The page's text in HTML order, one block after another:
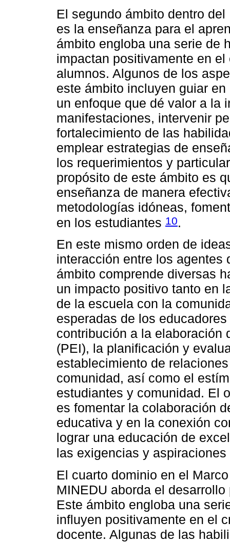
El segundo ámbito dentro
es la enseñanza para el
ámbito engloba una serie de
impactan positivamente en
alumnos. Algunos de los
este ámbito incluyen guiar
un enfoque que dé valor a la
manifestaciones, intervenir
fortalecimiento de las
emplear estrategias de
los requerimientos y
propósito de este ámbito es
enseñanza de manera
metodologías idóneas,
en los estudiantes 10.
En este mismo orden de
interacción entre los agentes
ámbito comprende diversas
un impacto positivo tanto en
de la escuela con la
esperadas de los
contribución a la elaboración
(PEI), la planificación y
establecimiento de
comunidad, así como el
estudiantes y comunidad. El
es fomentar la colaboración
educativa y en la conexión
lograr una educación de
las exigencias y
El cuarto dominio en el
MINEDU aborda el
Este ámbito engloba una
influyen positivamente en el
docente. Algunas de las